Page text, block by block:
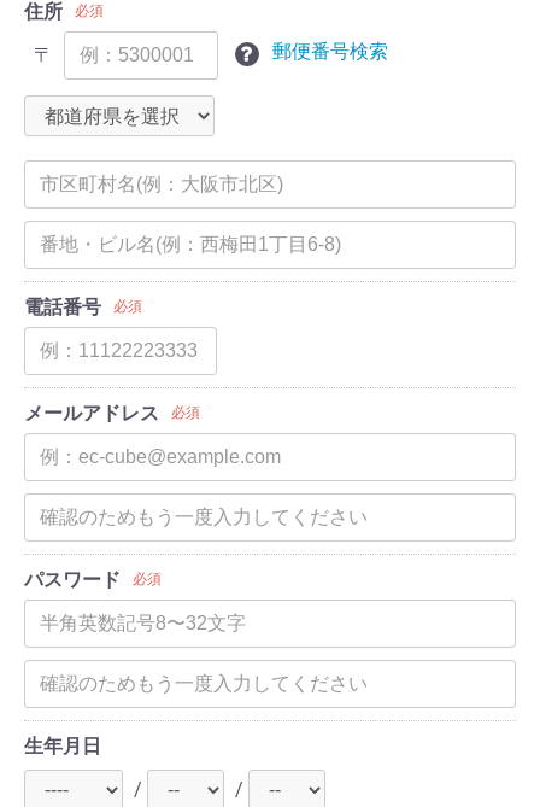
住所 必須
〒 郵便番号検索
電話番号 必須
メールアドレス 必須
パスワード 必須
生年月日
/
/